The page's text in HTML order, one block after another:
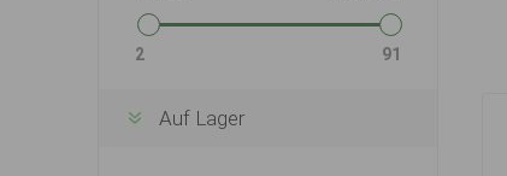
2 91
Auf Lager